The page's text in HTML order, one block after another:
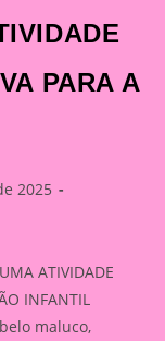
PARA A
2025
ATIVIDADE
INFANTIL
maluco,